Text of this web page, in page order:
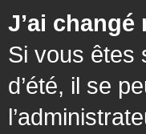
J’ai
Si vous êtes
d’été, il se